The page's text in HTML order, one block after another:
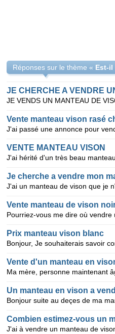
Réponses sur le thème «
Vente manteau vison rasé
VENTE MANTEAU VISON
Vente manteau de vison
Prix manteau vison blanc
Un manteau en vison a
Combien estimez-vous un